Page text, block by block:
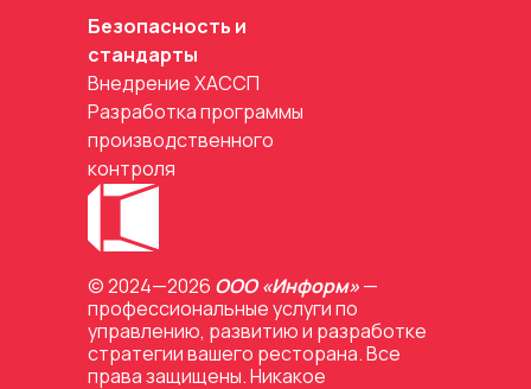
© 2024—2026 ООО «Информ»—
профессиональные услуги по
управлению, развитию и разработке
стратегии вашего ресторана. Все
права защищены. Никакое
Безопасность и
стандарты
Внедрение ХАССП
Разработка программы
производственного
контроля